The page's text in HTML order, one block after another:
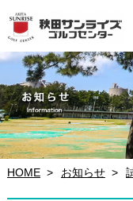
HOME お知らせ